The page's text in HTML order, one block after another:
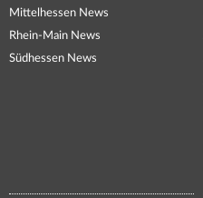
Mittelhessen News
Rhein-Main News
Südhessen News